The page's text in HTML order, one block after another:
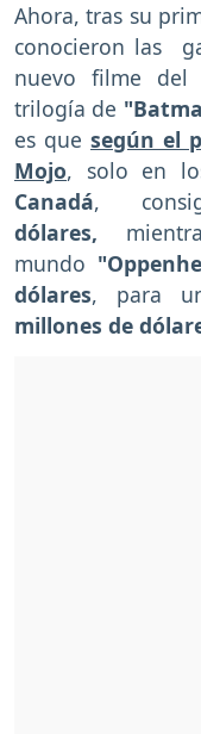
Ahora, tras su
conocieron las
nuevo filme del
trilogía de
es que según el
Mojo, solo en
Canadá,
dólares,
mundo
dólares, para
millones de